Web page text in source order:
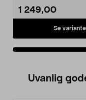
1 249,00
Se
Uvanlig